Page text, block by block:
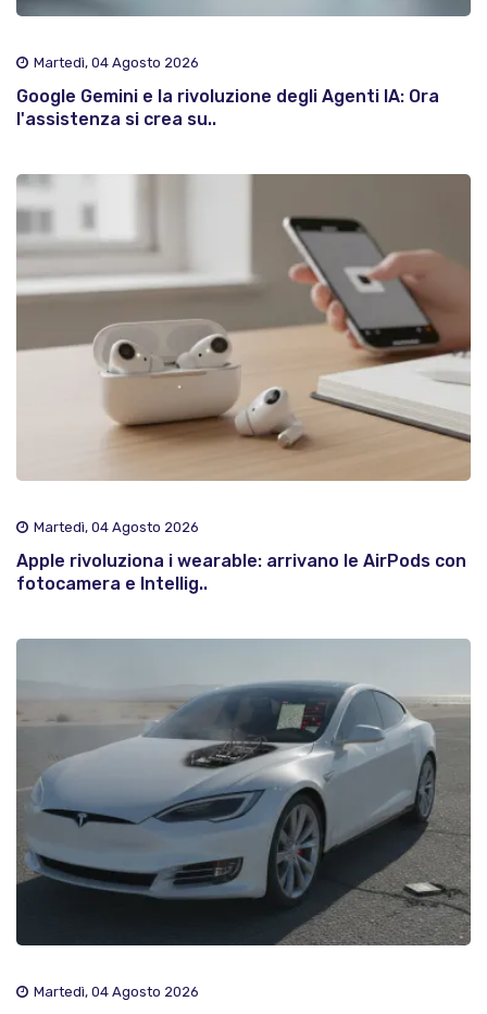
Martedì, 04 Agosto 2026
Google Gemini e la rivoluzione degli Agenti IA: Ora
l'assistenza si crea su..
Martedì, 04 Agosto 2026
Apple rivoluziona i wearable: arrivano le AirPods con
fotocamera e Intellig..
Martedì, 04 Agosto 2026